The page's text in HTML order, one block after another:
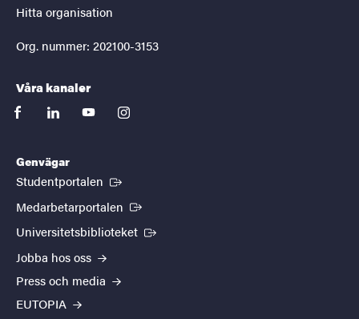
Hitta organisation
Org. nummer: 202100-3153
Våra kanaler
facebooklinkedinyoutubeinstagram
Genvägar
Studentportalen (Extern länk)
Medarbetarportalen (Extern länk)
Universitetsbiblioteket (Extern länk)
Jobba hos oss
Press och media
EUTOPIA